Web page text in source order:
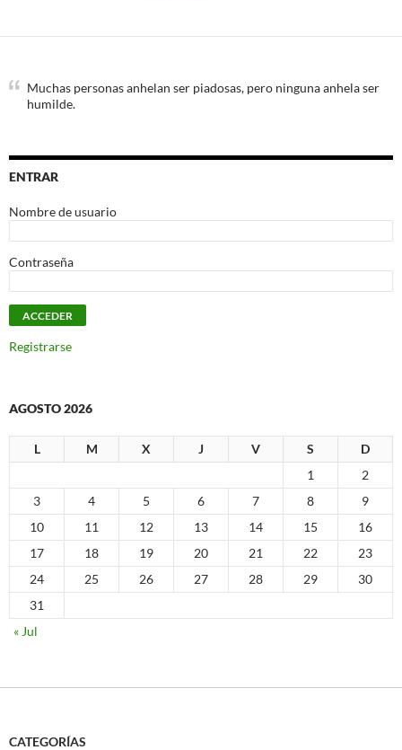
Muchas personas anhelan ser piadosas, pero ninguna anhela ser
humilde.
ENTRAR
Nombre de usuario
Contraseña
Registrarse
AGOSTO 2026
L M X J V S
D
1
2
3
4 5 6 7 8
9
10
11 12 13 14 15
16
17
18 19 20 21 22
23
24
25 26 27 28 29
30
31
« Jul
CATEGORÍAS